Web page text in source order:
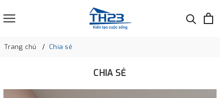
Trang chủ Chia sẻ
CHIA SẺ